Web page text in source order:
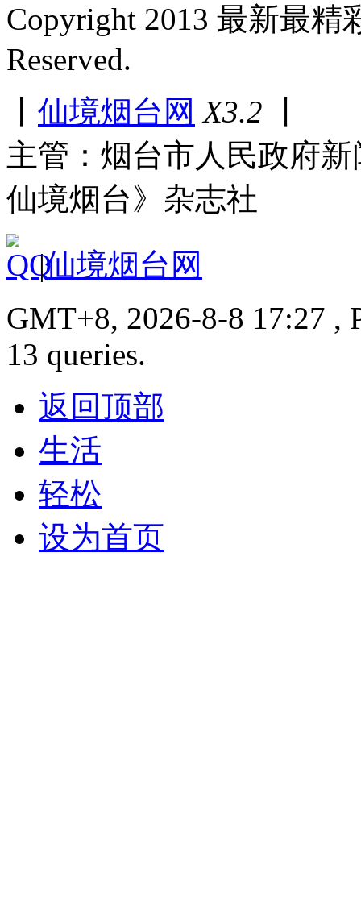
Copyright 2013 最新最
Reserved.
仙境烟台网 X3.2
主管：烟台市人民政府
仙境烟台》杂志社
|仙境烟台网
GMT+8, 2026-8-8 17:27 ,
13 queries.
返回顶部
生活
轻松
设为首页